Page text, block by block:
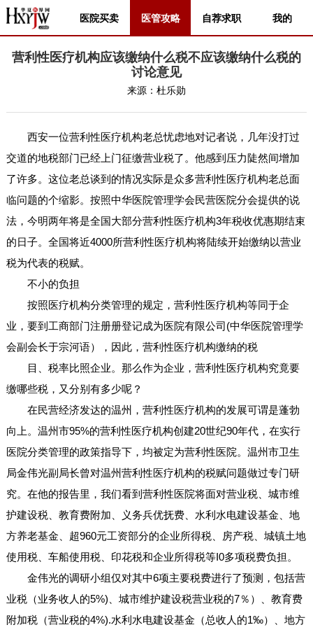
医院买卖 医管攻略 自荐求职 我的
营利性医疗机构应该缴纳什么税不应该缴纳什么税的
讨论意见
来源： 杜乐勋
西安一位营利性医疗机构老总忧虑地对记者说，几年没打过
交道的地税部门已经上门征缴营业税了。他感到压力陡然间增加
了许多。这位老总谈到的情况实际是众多营利性医疗机构老总面
临问题的个缩影。按照中华医院管理学会民营医院分会提供的说
法，今明两年将是全国大部分营利性医疗机构3年税收优惠期结束
的日子。全国将近4000所营利性医疗机构将陆续开始缴纳以营业
税为代表的税赋。
不小的负担
按照医疗机构分类管理的规定，营利性医疗机构等同于企
业，要到工商部门注册册登记成为医院有限公司(中华医院管理学
会副会长于宗河语），因此，营利性医疗机构缴纳的税
目、税率比照企业。那么作为企业，营利性医疗机构究竟要
缴哪些税，又分别有多少呢？
在民营经济发达的温州，营利性医疗机构的发展可谓是蓬勃
向上。温州市95%的营利性医疗机构创建20世纪90年代，在实行
医院分类管理的政策指导下，均被定为营利性医院。温州市卫生
局金伟光副局长曾对温州营利性医疗机构的税赋问题做过专门研
究。在他的报告里，我们看到营利性医院将面对营业税、城市维
护建设税、教育费附加、义务兵优抚费、水利水电建设基金、地
方养老基金、超960元工资部分的企业所得税、房产税、城镇土地
使用税、车船使用税、印花税和企业所得税等I0多项税费负担。
金伟光的调研小组仅对其中6项主要税费进行了预测，包括营
业税（业务收人的5%)、城市维护建设税营业税的7％）、教育费
附加税（营业税的4%).水利水电建设基金（总收人的1‰）、地方